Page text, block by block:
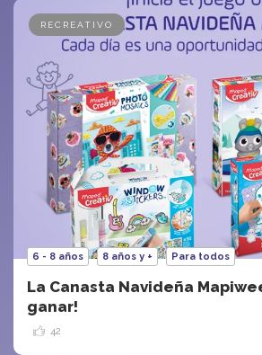
RECREATIVO
6 - 8 años 8 años y + Para todos
La Canasta Navideña
ganar!
42